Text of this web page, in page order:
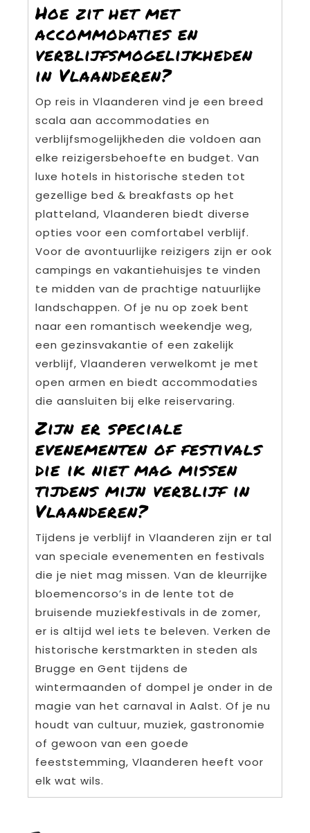
Hoe zit het met
accommodaties en
verblijfsmogelijkheden
in Vlaanderen?
Op reis in Vlaanderen vind je een breed
scala aan accommodaties en
verblijfsmogelijkheden die voldoen aan
elke reizigersbehoefte en budget. Van
luxe hotels in historische steden tot
gezellige bed & breakfasts op het
platteland, Vlaanderen biedt diverse
opties voor een comfortabel verblijf.
Voor de avontuurlijke reizigers zijn er ook
campings en vakantiehuisjes te vinden
te midden van de prachtige natuurlijke
landschappen. Of je nu op zoek bent
naar een romantisch weekendje weg,
een gezinsvakantie of een zakelijk
verblijf, Vlaanderen verwelkomt je met
open armen en biedt accommodaties
die aansluiten bij elke reiservaring.
Zijn er speciale
evenementen of festivals
die ik niet mag missen
tijdens mijn verblijf in
Vlaanderen?
Tijdens je verblijf in Vlaanderen zijn er tal
van speciale evenementen en festivals
die je niet mag missen. Van de kleurrijke
bloemencorso’s in de lente tot de
bruisende muziekfestivals in de zomer,
er is altijd wel iets te beleven. Verken de
historische kerstmarkten in steden als
Brugge en Gent tijdens de
wintermaanden of dompel je onder in de
magie van het carnaval in Aalst. Of je nu
houdt van cultuur, muziek, gastronomie
of gewoon van een goede
feeststemming, Vlaanderen heeft voor
elk wat wils.